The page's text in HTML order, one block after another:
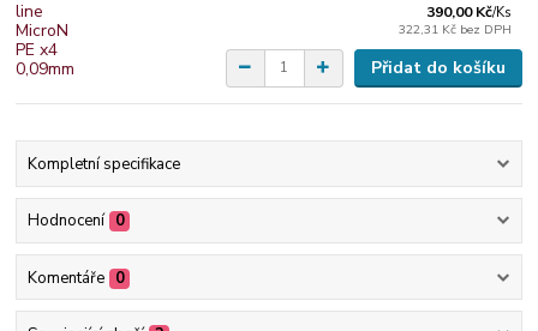
390,00 Kč/Ks
322,31 Kč bez DPH
Přidat do košíku
Kompletní specifikace
Hodnocení 0
Komentáře 0